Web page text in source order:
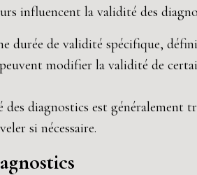
influencent la validité des
durée de validité spécifique,
modifier la validité de
des diagnostics est
si nécessaire.